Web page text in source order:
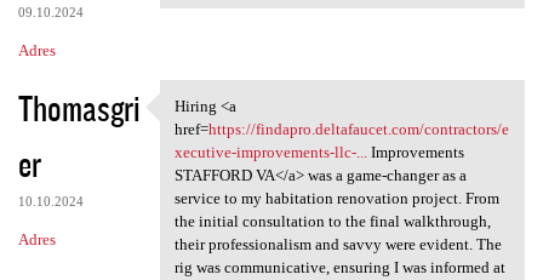
09.10.2024
Adres
Thomasgri
er
10.10.2024
Adres
Hiring <a href=https:/
Hiring <a
href=https://findapro.deltafaucet.com/contractors/e
xecutive-improvements-llc-...Improvements
STAFFORD VA</a> was a game-changer as a
service to my habitation renovation project. From
the initial consultation to the final walkthrough,
their professionalism and savvy were evident. The
rig was communicative, ensuring I was informed at